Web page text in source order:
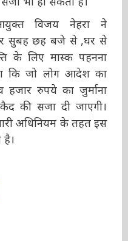
विजय नेहरा ने
सुबह छह बजे से ,घर से
के लिए मास्क पहनना
कि जो लोग आदेश का
रुपये का जुर्माना
की सजा दी जाएगी।
अधिनियम के तहत
है।